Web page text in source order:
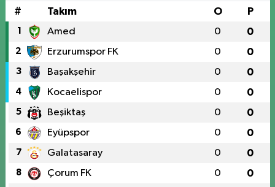
# Takım O P
1 Amed 0 0
2 Erzurumspor FK 0 0
3 Başakşehir 0 0
4 Kocaelispor 0 0
5 Beşiktaş 0 0
6 Eyüpspor 0 0
7 Galatasaray 0 0
8 Çorum FK 0 0